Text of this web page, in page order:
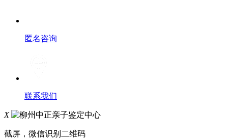
匿名咨询
联系我们
X
截屏，微信识别二维码